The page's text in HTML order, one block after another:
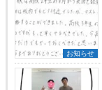
お知らせ